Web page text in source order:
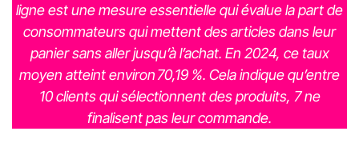
ligne est une mesure essentielle qui évalue la part de
consommateurs qui mettent des articles dans leur
panier sans aller jusqu’à l’achat. En 2024, ce taux
moyen atteint environ 70,19 %. Cela indique qu’entre
10 clients qui sélectionnent des produits, 7 ne
finalisent pas leur commande.